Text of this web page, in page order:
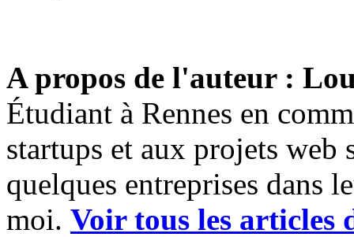
A propos de l'auteur :
Étudiant à Rennes en
startups et aux projets web
quelques entreprises dans
moi. Voir tous les articles